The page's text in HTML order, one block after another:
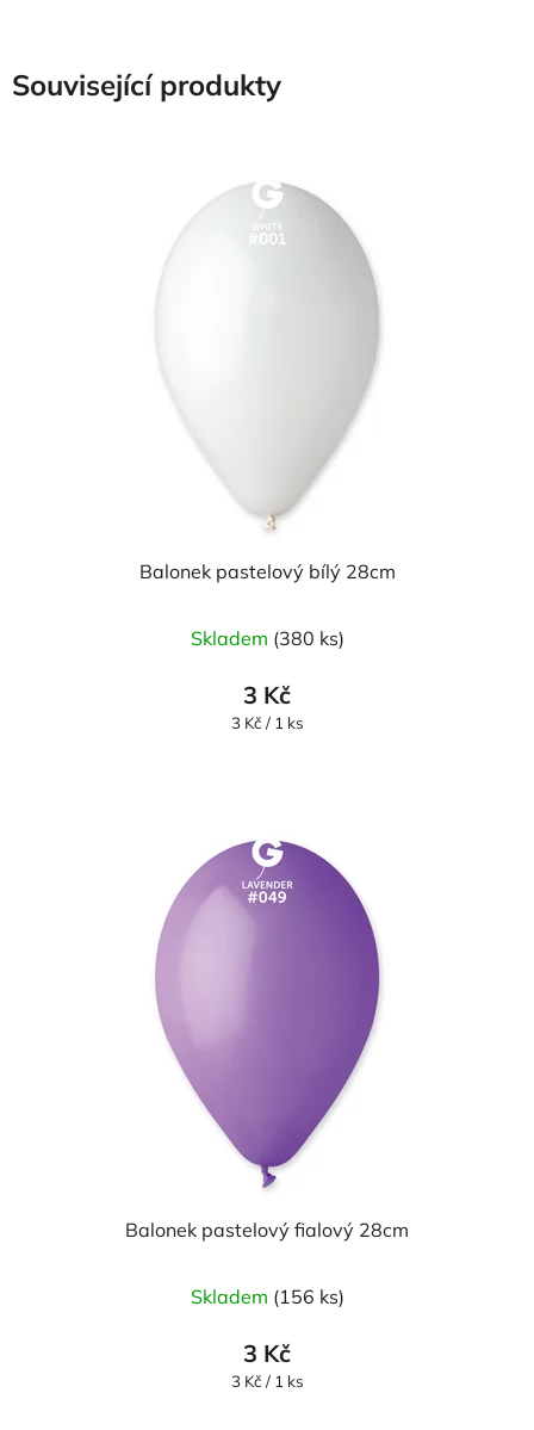
Související produkty
Balonek pastelový bílý 28cm
Skladem (380 ks)
3 Kč
Měrná
3 Kč / 1 ks
Balonek pastelový fialový 28cm
hodnocení
produktu
je
Skladem (156 ks)
3 Kč
Měrná
3 Kč / 1 ks